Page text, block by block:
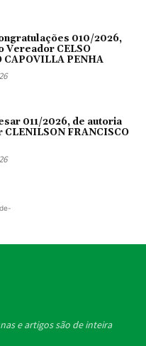
010/2026,
Vereador CELSO
CAPOVILLA PENHA
011/2026, de autoria
FRANCISCO
e artigos são de inteira